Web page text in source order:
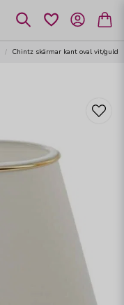
Chintz skärmar kant oval vit/guld